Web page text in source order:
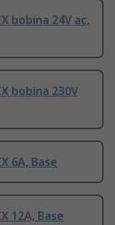
bobina 24V ac,
bobina 230V
6A, Base
12A, Base